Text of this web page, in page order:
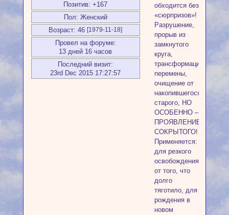
Позитив: +167
Пол: Женский
Возраст: 46 [1979-11-18]
Провел на форуме:
13 дней 16 часов
Последний визит:
23rd Dec 2015 17:27:57
обходится без
«сюрпризов»!
Разрушение,
прорыв из
замкнутого
круга,
трансформация,
перемены,
очищение от
накопившегося
старого, НО
ОСОБЕННО –
ПРОЯВЛЕНИЕ
СОКРЫТОГО!
Применяется:
для резкого
освобождения
от того, что
долго
тяготило, для
рождения в
новом